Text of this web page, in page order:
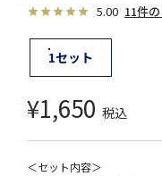
5.00 11件
1セット
¥1,650 税込
＜セット内容＞